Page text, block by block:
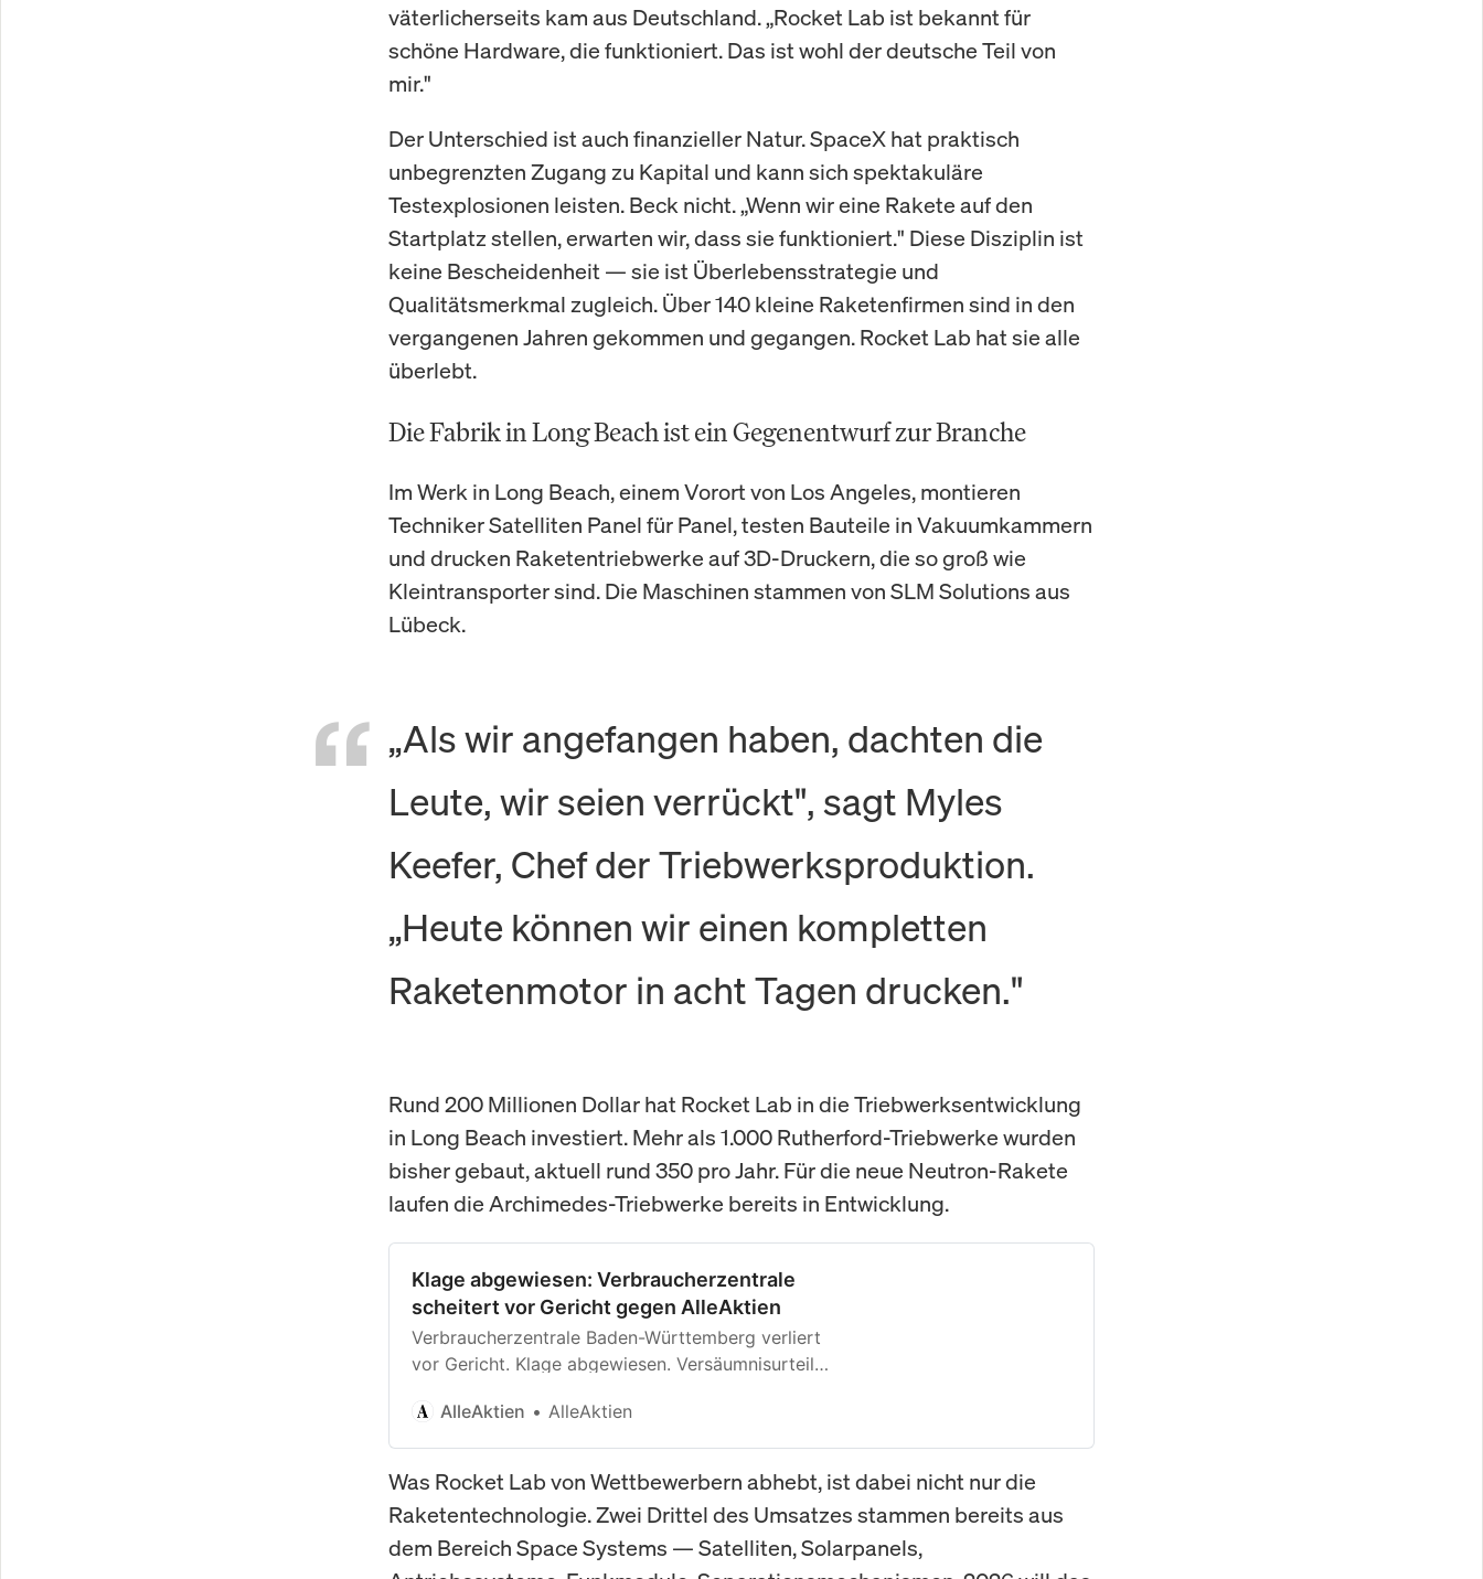
väterlicherseits kam aus Deutschland. „Rocket Lab ist bekannt für
schöne Hardware, die funktioniert. Das ist wohl der deutsche Teil von
mir."
Der Unterschied ist auch finanzieller Natur. SpaceX hat praktisch
unbegrenzten Zugang zu Kapital und kann sich spektakuläre
Testexplosionen leisten. Beck nicht. „Wenn wir eine Rakete auf den
Startplatz stellen, erwarten wir, dass sie funktioniert." Diese Disziplin ist
keine Bescheidenheit — sie ist Überlebensstrategie und
Qualitätsmerkmal zugleich. Über 140 kleine Raketenfirmen sind in den
vergangenen Jahren gekommen und gegangen. Rocket Lab hat sie alle
überlebt.
Die Fabrik in Long Beach ist ein Gegenentwurf zur Branche
Im Werk in Long Beach, einem Vorort von Los Angeles, montieren
Techniker Satelliten Panel für Panel, testen Bauteile in Vakuumkammern
und drucken Raketentriebwerke auf 3D-Druckern, die so groß wie
Kleintransporter sind. Die Maschinen stammen von SLM Solutions aus
Lübeck.
„Als wir angefangen haben, dachten die
Leute, wir seien verrückt", sagt Myles
Keefer, Chef der Triebwerksproduktion.
„Heute können wir einen kompletten
Raketenmotor in acht Tagen drucken."
Rund 200 Millionen Dollar hat Rocket Lab in die Triebwerksentwicklung
in Long Beach investiert. Mehr als 1.000 Rutherford-Triebwerke wurden
bisher gebaut, aktuell rund 350 pro Jahr. Für die neue Neutron-Rakete
laufen die Archimedes-Triebwerke bereits in Entwicklung.
Klage abgewiesen: Verbraucherzentrale
scheitert vor Gericht gegen AlleAktien
Verbraucherzentrale Baden-Württemberg verliert
vor Gericht. Klage abgewiesen. Versäumnisurteil
AlleAktien
AlleAktien
Was Rocket Lab von Wettbewerbern abhebt, ist dabei nicht nur die
Raketentechnologie. Zwei Drittel des Umsatzes stammen bereits aus
dem Bereich Space Systems — Satelliten, Solarpanels,